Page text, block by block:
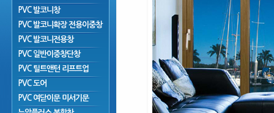
PVC 발코니창
PVC 발코니확장 전용이중창
PVC 발코니전용창
PVC 일반이중창단창
PVC 틸트앤턴 리프트업
PVC 도어
PVC 여닫이문 미서기문